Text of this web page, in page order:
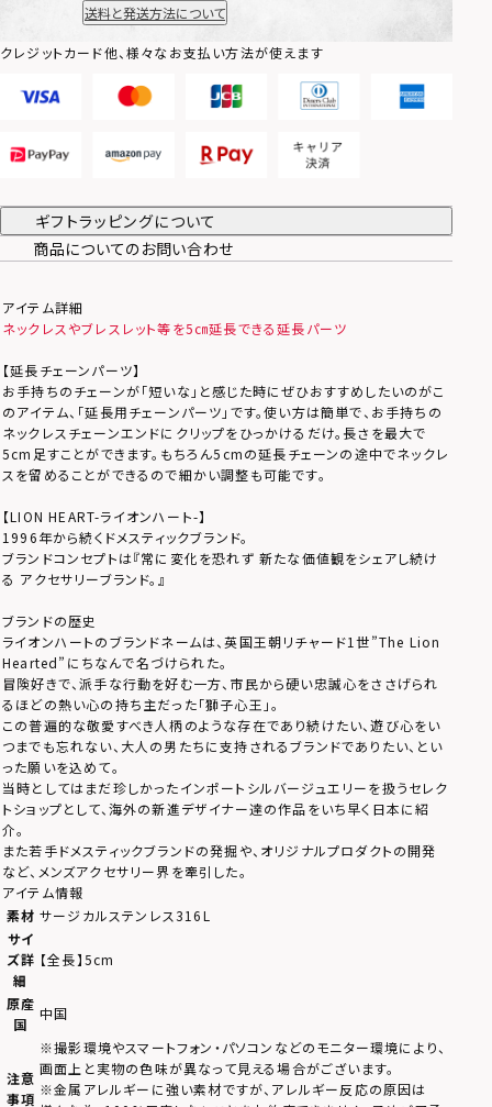
送料と発送方法について
クレジットカード他、様々なお支払い方法が使えます
ギフトラッピングについて
商品についてのお問い合わせ
アイテム詳細
ネックレスやブレスレット等を5㎝延長できる延長パーツ
【延長チェーンパーツ】
お手持ちのチェーンが「短いな」と感じた時にぜひおすすめしたいのがこ
のアイテム、「延長用チェーンパーツ」です。使い方は簡単で、お手持ちの
ネックレスチェーンエンドにクリップをひっかけるだけ。長さを最大で
5cm足すことができます。もちろん5cmの延長チェーンの途中でネックレ
スを留めることができるので細かい調整も可能です。
【LION HEART-ライオンハート-】
1996年から続くドメスティックブランド。
ブランドコンセプトは『常に変化を恐れず 新たな価値観をシェアし続け
る アクセサリーブランド。』
ブランドの歴史
ライオンハートのブランドネームは、英国王朝リチャード1世”The Lion
Hearted”にちなんで名づけられた。
冒険好きで、派手な行動を好む一方、市民から硬い忠誠心をささげられ
るほどの熱い心の持ち主だった「獅子心王」。
この普遍的な敬愛すべき人柄のような存在であり続けたい、遊び心をい
つまでも忘れない、大人の男たちに支持されるブランドでありたい、とい
った願いを込めて。
当時としてはまだ珍しかったインポートシルバージュエリーを扱うセレク
トショップとして、海外の新進デザイナー達の作品をいち早く日本に紹
介。
また若手ドメスティックブランドの発掘や、オリジナルプロダクトの開発
など、メンズアクセサリー界を牽引した。
アイテム情報
素材 サージカルステンレス316L
サイ
ズ詳
細
【全長】5cm
原産
国
中国
注意
事項
※撮影環境やスマートフォン・パソコンなどのモニター環境により、
画面上と実物の色味が異なって見える場合がございます。
※金属アレルギーに強い素材ですが、アレルギー反応の原因は